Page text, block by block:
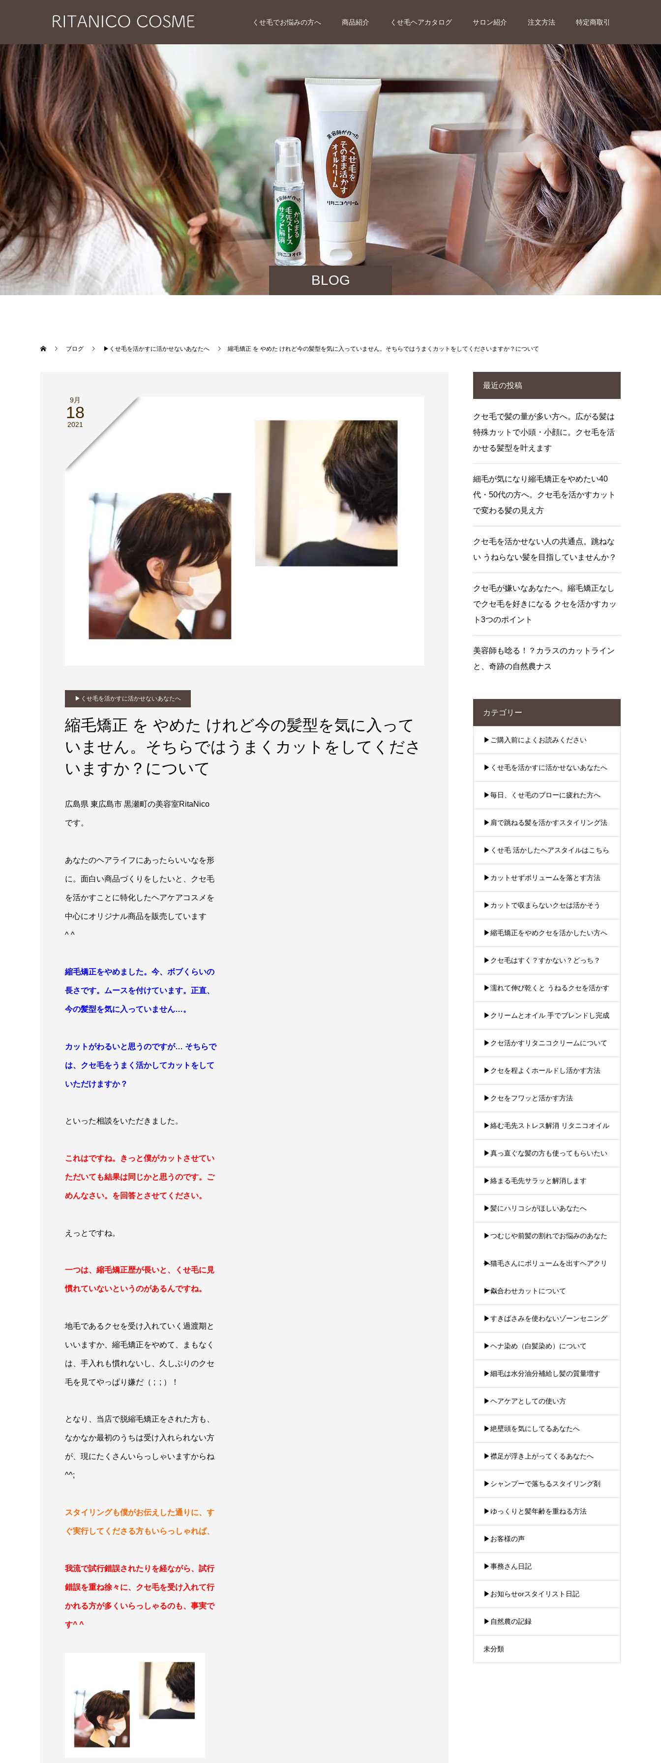
くせ毛でお悩みの方へ 商品紹介 くせ毛ヘアカタログ サロン紹介 注文方法 特定商取引
BLOG
ブログ ▶︎くせ毛を活かすに活かせないあなたへ 縮毛矯正 を やめた けれど今の髪型を気に入っていません。そちらではうまくカットをしてくださいますか？について
9月
18
2021
▶︎くせ毛を活かすに活かせないあなたへ
縮毛矯正 を やめた けれど今の髪型を気に入って
いません。そちらではうまくカットをしてくださ
いますか？について
広島県 東広島市 黒瀬町の美容室RitaNico
です。
あなたのヘアライフにあったらいいなを形
に。面白い商品づくりをしたいと、クセ毛
を活かすことに特化したヘアケアコスメを
中心にオリジナル商品を販売しています
^ ^
縮毛矯正をやめました。今、ボブくらいの
長さです。ムースを付けています。正直、
今の髪型を気に入っていません…。
カットがわるいと思うのですが… そちらで
は、クセ毛をうまく活かしてカットをして
いただけますか？
といった相談をいただきました。
これはですね。きっと僕がカットさせてい
ただいても結果は同じかと思うのです。ご
めんなさい。を回答とさせてください。
えっとですね。
一つは、縮毛矯正歴が長いと、くせ毛に見
慣れていないというのがあるんですね。
地毛であるクセを受け入れていく過渡期と
いいますか、縮毛矯正をやめて、まもなく
は、手入れも慣れないし、久しぶりのクセ
毛を見てやっぱり嫌だ（ ; ; ）！
となり、当店で脱縮毛矯正をされた方も、
なかなか最初のうちは受け入れられない方
が、現にたくさんいらっしゃいますからね
^^;
スタイリングも僕がお伝えした通りに、す
ぐ実行してくださる方もいらっしゃれば、
我流で試行錯誤されたりを経ながら、試行
錯誤を重ね徐々に、クセ毛を受け入れて行
かれる方が多くいらっしゃるのも、事実で
す^ ^
最近の投稿
クセ毛で髪の量が多い方へ。広がる髪は
特殊カットで小頭・小顔に。クセ毛を活
かせる髪型を叶えます
細毛が気になり縮毛矯正をやめたい40
代・50代の方へ。クセ毛を活かすカット
で変わる髪の見え方
クセ毛を活かせない人の共通点。跳ねな
い うねらない髪を目指していませんか？
クセ毛が嫌いなあなたへ。縮毛矯正なし
でクセ毛を好きになる クセを活かすカッ
ト3つのポイント
美容師も唸る！？カラスのカットライン
と、奇跡の自然農ナス
カテゴリー
▶︎ご購入前によくお読みください
▶︎くせ毛を活かすに活かせないあなたへ
▶︎毎日、くせ毛のブローに疲れた方へ
▶︎肩で跳ねる髪を活かすスタイリング法
▶︎くせ毛 活かしたヘアスタイルはこちら
▶︎カットせずボリュームを落とす方法
▶︎カットで収まらないクセは活かそう
▶︎縮毛矯正をやめクセを活かしたい方へ
▶︎クセ毛はすく？すかない？どっち？
▶︎濡れて伸び乾くと うねるクセを活かす
▶︎クリームとオイル 手でブレンドし完成
▶︎クセ活かすリタニコクリームについて
▶︎クセを程よくホールドし活かす方法
▶︎クセをフワッと活かす方法
▶︎絡む毛先ストレス解消 リタニコオイル
▶︎真っ直ぐな髪の方も使ってもらいたい
▶︎絡まる毛先サラッと解消します
▶︎髪にハリコシがほしいあなたへ
▶︎つむじや前髪の割れでお悩みのあなた
へ
▶︎猫毛さんにボリュームを出すヘアクリ
ーム
▶︎似合わせカットについて
▶︎すきばさみを使わないゾーンセニング
▶︎ヘナ染め（白髪染め）について
▶︎細毛は水分油分補給し髪の質量増す
▶︎ヘアケアとしての使い方
▶︎絶壁頭を気にしてるあなたへ
▶︎襟足が浮き上がってくるあなたへ
▶︎シャンプーで落ちるスタイリング剤
▶︎ゆっくりと髪年齢を重ねる方法
▶︎お客様の声
▶︎事務さん日記
▶︎お知らせorスタイリスト日記
▶︎自然農の記録
未分類